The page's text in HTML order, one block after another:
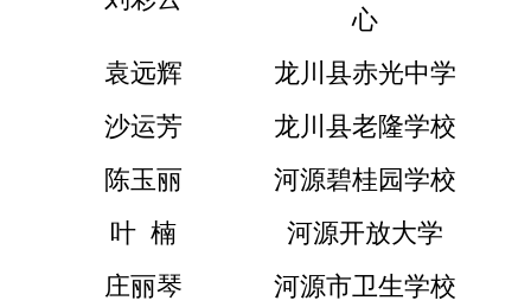
心
袁远辉
龙川县赤光中学
沙运芳
龙川县老隆学校
陈玉丽
河源碧桂园学校
叶  楠
河源开放大学
庄丽琴
河源市卫生学校